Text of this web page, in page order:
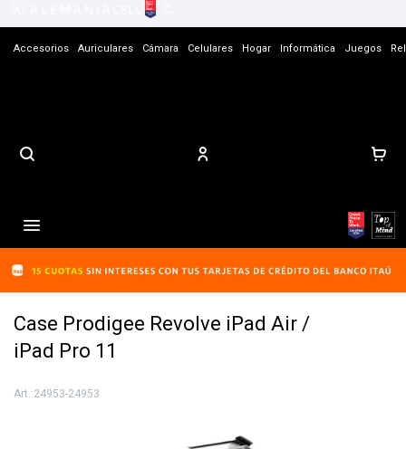
Accesorios Auriculares Cámara Celulares Hogar Informática Juegos

Case Prodigee Revolve iPad Air /
iPad Pro 11
24953-24953